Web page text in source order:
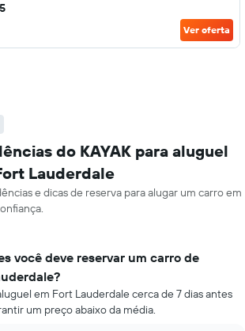
Ver oferta
do KAYAK para aluguel
Lauderdale
e dicas de reserva para alugar um carro em
você deve reservar um carro de
em Fort Lauderdale cerca de 7 dias antes
um preço abaixo da média.